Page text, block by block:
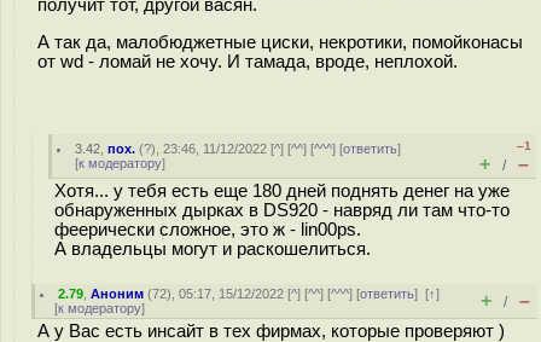
получит тот, другой васян.
А так да, малобюджетные циски, некротики, помойконасы
от wd - ломай не хочу. И тамада, вроде, неплохой.
3.42 ,пох. (?), 23:46, 11/12/2022 [^] [^^] [^^^] [ответить]
[к модератору]
–1
+ / –
Хотя... у тебя есть еще 180 дней поднять денег на уже
обнаруженных дырках в DS920 - навряд ли там что-то
феерически сложное, это ж - lin00ps.
А владельцы могут и раскошелиться.
2.79 ,Аноним (72), 05:17, 15/12/2022 [^] [^^] [^^^] [ответить][↑]
[к модератору] + / –
А у Вас есть инсайт в тех фирмах, которые проверяют )